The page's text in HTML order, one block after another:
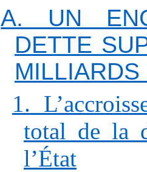
A. UN
DETTE
MILLIARDS
1.
total de la
l’État